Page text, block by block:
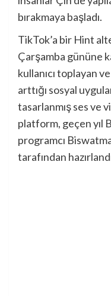
bırakmaya başladı.
TikTok’a bir Hint
Çarşamba gününe
kullanıcı toplayan
arttığı sosyal
tasarlanmış ses ve
platform, geçen yıl
programcı
tarafından